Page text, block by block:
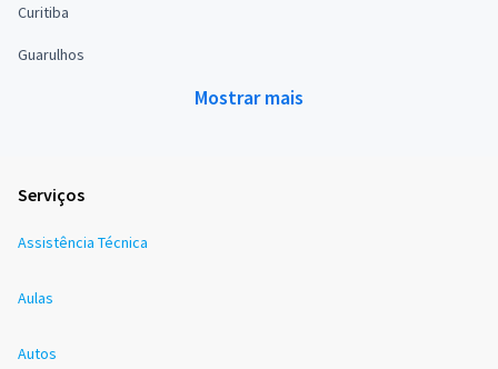
Curitiba
Guarulhos
Mostrar mais
Serviços
Assistência Técnica
Aulas
Autos